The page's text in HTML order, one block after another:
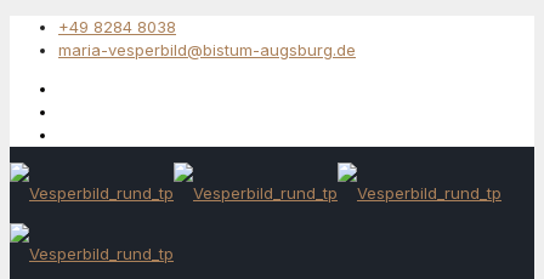
+49 8284 8038
maria-vesperbild@bistum-augsburg.de